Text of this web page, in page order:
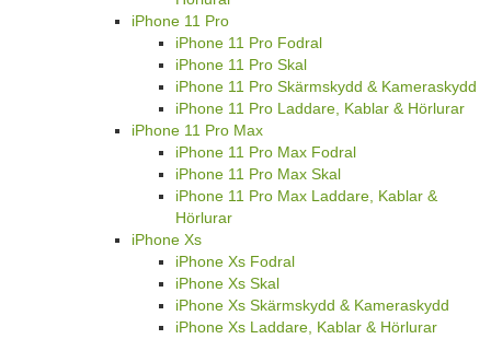
iPhone 11 Pro
iPhone 11 Pro Fodral
iPhone 11 Pro Skal
iPhone 11 Pro Skärmskydd & Kameraskydd
iPhone 11 Pro Laddare, Kablar & Hörlurar
iPhone 11 Pro Max
iPhone 11 Pro Max Fodral
iPhone 11 Pro Max Skal
iPhone 11 Pro Max Laddare, Kablar &
Hörlurar
iPhone Xs
iPhone Xs Fodral
iPhone Xs Skal
iPhone Xs Skärmskydd & Kameraskydd
iPhone Xs Laddare, Kablar & Hörlurar